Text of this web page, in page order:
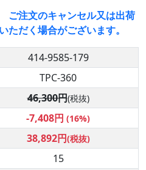
ご注文のキャンセル又は出荷
ただく場合がございます。
414-9585-179
TPC-360
46,300円(税抜)
-7,408円 (16%)
38,892円(税抜)
15